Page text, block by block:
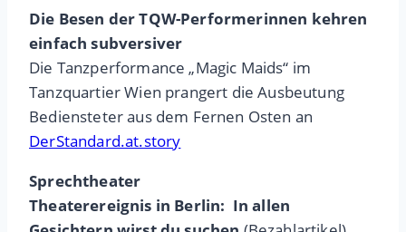
Die Besen der TQW-Performerinnen kehren
einfach subversiver
Die Tanzperformance „Magic Maids“ im
Tanzquartier Wien prangert die Ausbeutung
Bediensteter aus dem Fernen Osten an
DerStandard.at.story
Sprechtheater
Theaterereignis in Berlin: In allen